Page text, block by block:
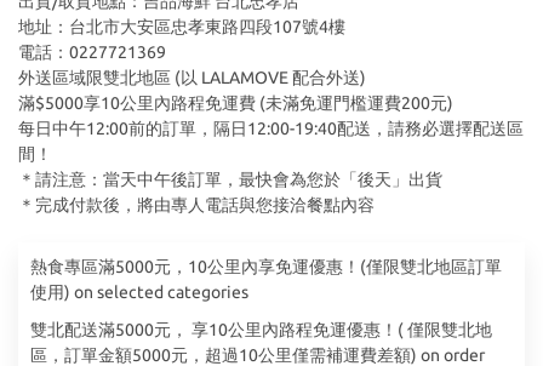
地址：台北市大安區忠孝東路四段107號4樓
電話：0227721369
外送區域限雙北地區 (以 LALAMOVE 配合外送)
滿$5000享10公里內路程免運費 (未滿免運門檻運費200元)
每日中午12:00前的訂單，隔日12:00-19:40配送，請務必選擇配送區
間！
＊請注意：當天中午後訂單，最快會為您於「後天」出貨
＊完成付款後，將由專人電話與您接洽餐點內容
熱食專區滿5000元，10公里內享免運優惠！(僅限雙北地區訂單
使用) on selected categories
雙北配送滿5000元， 享10公里內路程免運優惠！( 僅限雙北地
區，訂單金額5000元，超過10公里僅需補運費差額) on order